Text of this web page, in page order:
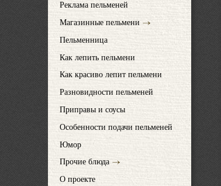
Реклама пельменей
Магазинные пельмени
Пельменница
Как лепить пельмени
Как красиво лепит пельмени
Разновидности пельменей
Приправы и соусы
Особенности подачи пельменей
Юмор
Прочие блюда
О проекте